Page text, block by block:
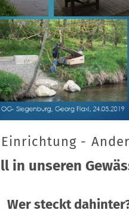
-
in unseren
Wer steckt